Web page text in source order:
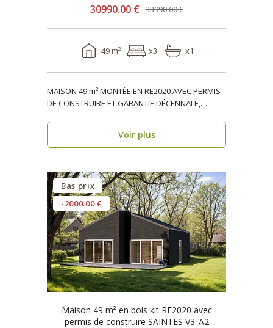
30990.00 € 33990.00 €
49 m² x3 x1
MAISON 49 m² MONTÉE EN RE2020 AVEC PERMIS
DE CONSTRUIRE ET GARANTIE DÉCENNALE,
Voir plus
Bas prix
-2000.00 €
Maison 49 m² en bois kit RE2020 avec
permis de construire SAINTES V3_A2